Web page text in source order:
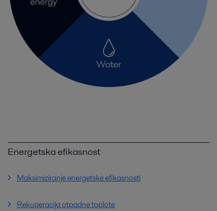
Energetska efikasnost
Maksimiziranje energetske efikasnosti
Rekuperacija otpadne toplote